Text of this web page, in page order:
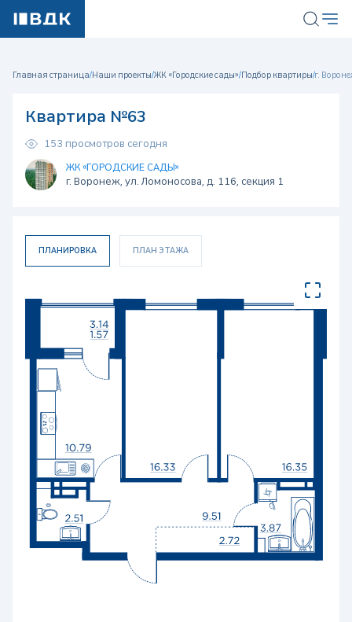
Главная страница/Наши проекты/ЖК «Городские сады»/Подбор квартиры/г.
Квартира №63
153 просмотров сегодня
ЖК «ГОРОДСКИЕ САДЫ»
г. Воронеж, ул. Ломоносова, д. 116, секция 1
ПЛАНИРОВКА ПЛАН ЭТАЖА